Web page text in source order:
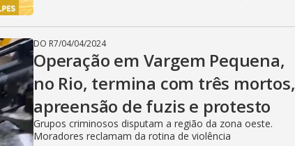
DO R7/04/04/2024
Operação em Vargem Pequena,
no Rio, termina com três mortos,
apreensão de fuzis e protesto
Grupos criminosos disputam a região da zona oeste.
Moradores reclamam da rotina de violência